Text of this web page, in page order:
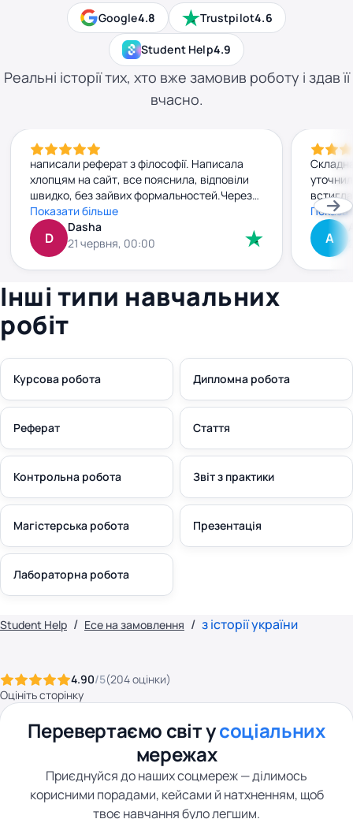
Google4.8 Trustpilot4.6
Student Help4.9
Реальні історії тих, хто вже замовив роботу і здав її
вчасно.
написали реферат з філософії. Написала
хлопцям на сайт, все пояснила, відповіли
швидко, без зайвих формальностей.Через
добу вже мала готову роботу. Текст
нормальний, без води, прочитала — усе
зрозуміло. Заплатила заздалегідь, і жодних
сюрпризів чи “доплат” потім не було. Все
чітко й по-людськи. Рекомендую
Показати більше
D
Dasha
21 червня, 00:00
внести
без
плюс.
А
Інші типи навчальних
робіт
Курсова робота Дипломна робота
Реферат Стаття
Контрольна робота Звіт з практики
Магістерська робота Презентація
Лабораторна робота
Student Help Есе на замовлення з історії україни
4.90/5(204оцінки)
Оцініть сторінку
Перевертаємо світ усоціальних
мережах
Приєднуйся до наших соцмереж — ділимось
корисними порадами, кейсами й натхненням, щоб
твоє навчання було легшим.